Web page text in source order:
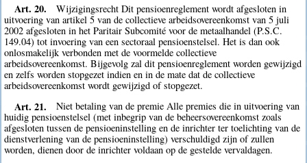
Art. 20.
Wijzigingsrecht Dit pensioenreglement wordt afgesloten in
uitvoering van artikel 5 van de collectieve arbeidsovereenkomst van 5 juli
2002 afgesloten in het Paritair Subcomité voor de metaalhandel (P.S.C.
149.04) tot invoering van een sectoraal pensioenstelsel. Het is dan ook
onlosmakelijk verbonden met de voormelde collectieve
arbeidsovereenkomst. Bijgevolg zal dit pensioenreglement worden gewijzigd
en zelfs worden stopgezet indien en in de mate dat de collectieve
arbeidsovereenkomst wordt gewijzigd of stopgezet.
Art. 21.
Niet betaling van de premie Alle premies die in uitvoering van
huidig pensioenstelsel (met inbegrip van de beheersovereenkomst zoals
afgesloten tussen de pensioeninstelling en de inrichter ter toelichting van de
dienstverlening van de pensioeninstelling) verschuldigd zijn of zullen
worden, dienen door de inrichter voldaan op de gestelde vervaldagen.